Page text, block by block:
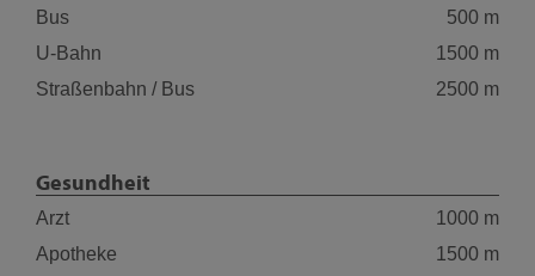
Bus
500 m
U-Bahn
1500 m
Straßenbahn / Bus
2500 m
Gesundheit
Arzt
1000 m
Apotheke
1500 m